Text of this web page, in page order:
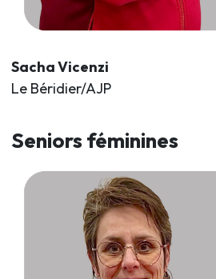
Sacha Vicenzi
Le Béridier/AJP
Seniors féminines